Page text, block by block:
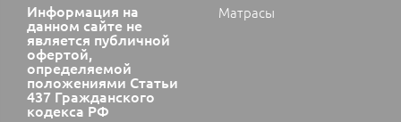
Информация на
данном сайте не
является публичной
офертой,
определяемой
положениями Статьи
437 Гражданского
кодекса РФ
Матрасы